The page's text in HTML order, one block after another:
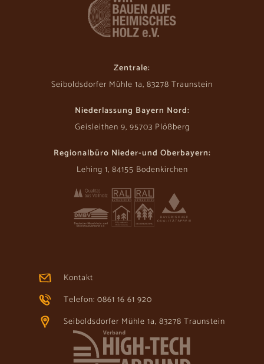
Zentrale:
Seiboldsdorfer Mühle 1a, 83278 Traunstein
Niederlassung Bayern Nord:
Geisleithen 9, 95703 Plößberg
Regionalbüro Nieder-und Oberbayern:
Lehing 1, 84155 Bodenkirchen
Kontakt
Telefon: 0861 16 61 920
Seiboldsdorfer Mühle 1a, 83278 Traunstein